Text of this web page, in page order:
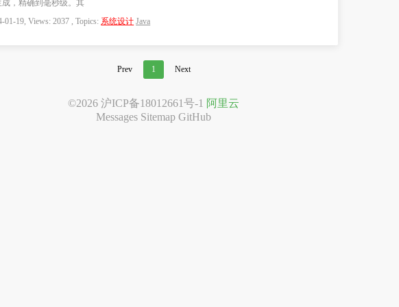
成，精确到毫秒级。其
01-19, Views: 2037 , Topics: 系统设计 Java
Prev 1 Next
©2026 沪ICP备18012661号-1 阿里云
Messages Sitemap GitHub